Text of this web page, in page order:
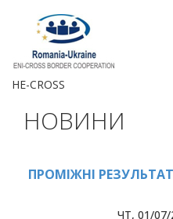
HE-CROSS
НОВИНИ
ПРОМІЖНІ
ЧТ, 01/07/